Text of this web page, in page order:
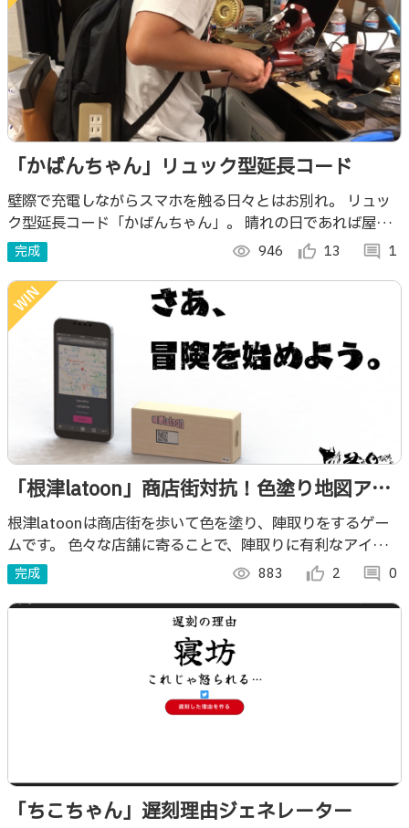
「かばんちゃん」リュック型延長コード
壁際で充電しながらスマホを触る日々とはお別れ。 リュッ
ク型延長コード「かばんちゃん」。 晴れの日であれば屋外
でも使えるので、キャンプに持って行けば「歩く充電スポッ
ト」になって一躍みんなの人気者。
完成 visibility 946 thumb_up_alt 13 comment 1
「根津latoon」商店街対抗！色塗り地図アプ
リ
根津latoonは商店街を歩いて色を塗り、陣取りをするゲー
ムです。 色々な店舗に寄ることで、陣取りに有利なアイテム
なども発生します。
完成 visibility 883 thumb_up_alt 2 comment 0
「ちこちゃん」遅刻理由ジェネレーター